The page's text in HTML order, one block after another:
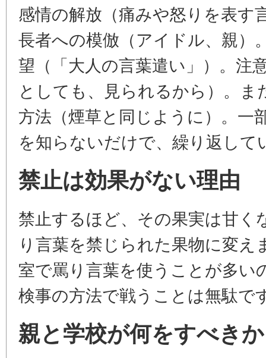
感情の解放（痛みや怒りを表す
長者への模倣（アイドル、親）
望（「大人の言葉遣い」）。注
としても、見られるから）。
方法（煙草と同じように）。一
を知らないだけで、繰り返して
禁止は効果がない理由
禁止するほど、その果実は甘く
り言葉を禁じられた果物に変
室で罵り言葉を使うことが多い
検事の方法で戦うことは無駄で
親と学校が何をすべきか